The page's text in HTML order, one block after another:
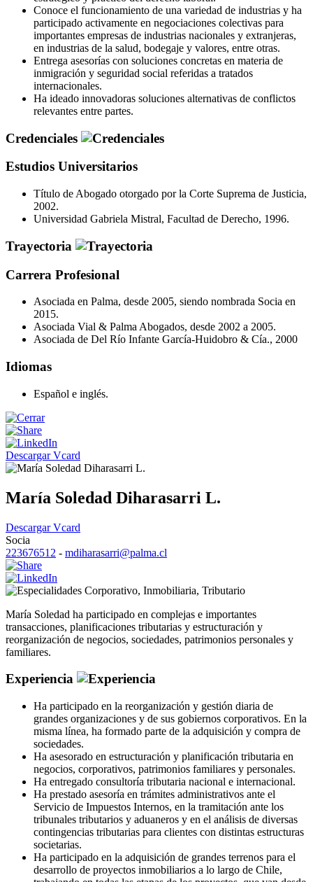
Conoce el funcionamiento de una variedad de industrias y ha
participado activamente en negociaciones colectivas para
importantes empresas de industrias nacionales y extranjeras,
en industrias de la salud, bodegaje y valores, entre otras.
Entrega asesorías con soluciones concretas en materia de
inmigración y seguridad social referidas a tratados
internacionales.
Ha ideado innovadoras soluciones alternativas de conflictos
relevantes entre partes.
Credenciales
Estudios Universitarios
Título de Abogado otorgado por la Corte Suprema de Justicia,
2002.
Universidad Gabriela Mistral, Facultad de Derecho, 1996.
Trayectoria
Carrera Profesional
Asociada en Palma, desde 2005, siendo nombrada Socia en
2015.
Asociada Vial & Palma Abogados, desde 2002 a 2005.
Asociada de Del Río Infante García-Huidobro & Cía., 2000
Idiomas
Español e inglés.
Descargar Vcard
María Soledad Diharasarri L.
Descargar Vcard
Socia
223676512 - mdiharasarri@palma.cl
Corporativo, Inmobiliaria, Tributario
María Soledad ha participado en complejas e importantes
transacciones, planificaciones tributarias y estructuración y
reorganización de negocios, sociedades, patrimonios personales y
familiares.
Experiencia
Ha participado en la reorganización y gestión diaria de
grandes organizaciones y de sus gobiernos corporativos. En la
misma línea, ha formado parte de la adquisición y compra de
sociedades.
Ha asesorado en estructuración y planificación tributaria en
negocios, corporativos, patrimonios familiares y personales.
Ha entregado consultoría tributaria nacional e internacional.
Ha prestado asesoría en trámites administrativos ante el
Servicio de Impuestos Internos, en la tramitación ante los
tribunales tributarios y aduaneros y en el análisis de diversas
contingencias tributarias para clientes con distintas estructuras
societarias.
Ha participado en la adquisición de grandes terrenos para el
desarrollo de proyectos inmobiliarios a lo largo de Chile,